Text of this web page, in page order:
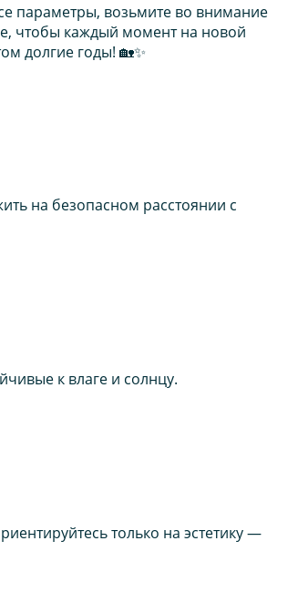
параметры, возьмите во внимание
чтобы каждый момент на новой
долгие годы! 🏡✨
на безопасном расстоянии с
к влаге и солнцу.
только на эстетику —